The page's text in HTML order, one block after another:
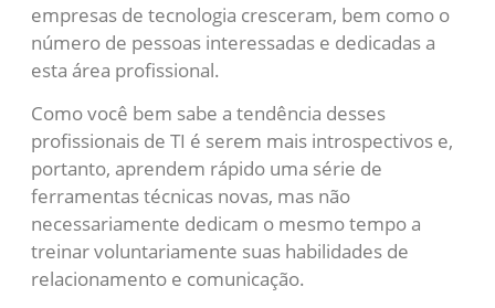
empresas de tecnologia cresceram, bem como o
número de pessoas interessadas e dedicadas a
esta área profissional.
Como você bem sabe a tendência desses
profissionais de TI é serem mais introspectivos e,
portanto, aprendem rápido uma série de
ferramentas técnicas novas, mas não
necessariamente dedicam o mesmo tempo a
treinar voluntariamente suas habilidades de
relacionamento e comunicação.